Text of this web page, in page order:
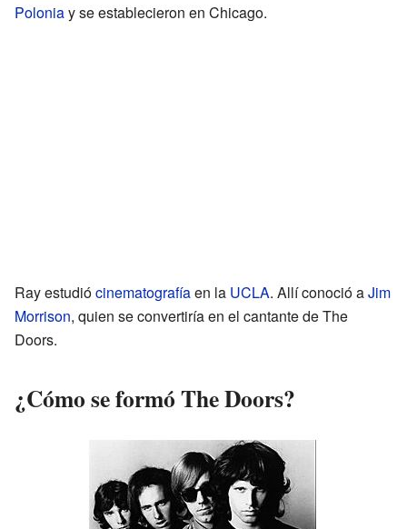
Poloniay se establecieron en Chicago.
Ray estudiócinematografíaen la UCLA. Allí conoció aJim
Morrison, quien se convertiría en el cantante de The
Doors.
¿Cómo se formó The Doors?